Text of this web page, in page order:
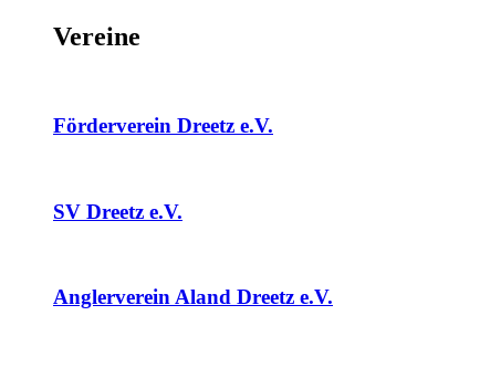
Vereine
Förderverein Dreetz e.V.
SV Dreetz e.V.
Anglerverein Aland Dreetz e.V.